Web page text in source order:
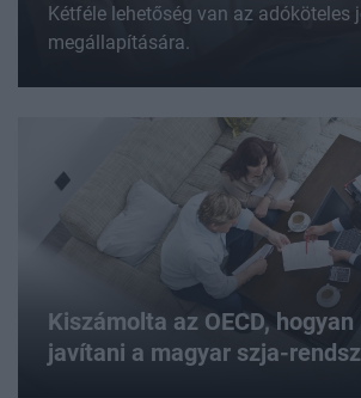
Kétféle lehetőség van az adóköteles
megállapítására.
Kiszámolta az OECD,
javítani a magyar szja-